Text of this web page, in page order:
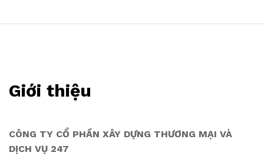
Giới thiệu
CÔNG TY CỔ PHẦN XÂY DỰNG THƯƠNG MẠI VÀ
DỊCH VỤ 247